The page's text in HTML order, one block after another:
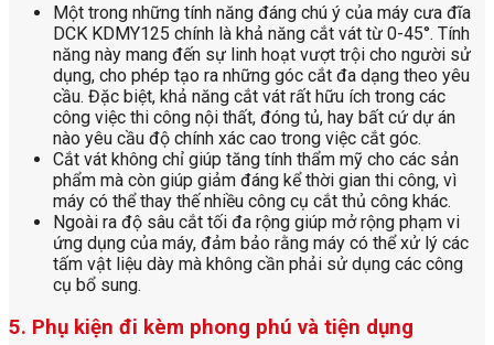
Một trong những tính năng đáng chú ý của máy cưa đĩa
DCK KDMY125 chính là khả năng cắt vát từ 0-45°. Tính
năng này mang đến sự linh hoạt vượt trội cho người sử
dụng, cho phép tạo ra những góc cắt đa dạng theo yêu
cầu. Đặc biệt, khả năng cắt vát rất hữu ích trong các
công việc thi công nội thất, đóng tủ, hay bất cứ dự án
nào yêu cầu độ chính xác cao trong việc cắt góc.
Cắt vát không chỉ giúp tăng tính thẩm mỹ cho các sản
phẩm mà còn giúp giảm đáng kể thời gian thi công, vì
máy có thể thay thế nhiều công cụ cắt thủ công khác.
Ngoài ra độ sâu cắt tối đa rộng giúp mở rộng phạm vi
ứng dụng của máy, đảm bảo rằng máy có thể xử lý các
tấm vật liệu dày mà không cần phải sử dụng các công
cụ bổ sung.
5. Phụ kiện đi kèm phong phú và tiện dụng